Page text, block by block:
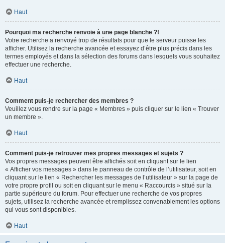
Haut
Pourquoi ma recherche renvoie à une page blanche ?!
Votre recherche a renvoyé trop de résultats pour que le serveur puisse les
afficher. Utilisez la recherche avancée et essayez d’être plus précis dans les
termes employés et dans la sélection des forums dans lesquels vous souhaitez
effectuer une recherche.
Haut
Comment puis-je rechercher des membres ?
Veuillez vous rendre sur la page « Membres » puis cliquer sur le lien « Trouver
un membre ».
Haut
Comment puis-je retrouver mes propres messages et sujets ?
Vos propres messages peuvent être affichés soit en cliquant sur le lien
« Afficher vos messages » dans le panneau de contrôle de l’utilisateur, soit en
cliquant sur le lien « Rechercher les messages de l’utilisateur » sur la page de
votre propre profil ou soit en cliquant sur le menu « Raccourcis » situé sur la
partie supérieure du forum. Pour effectuer une recherche de vos propres
sujets, utilisez la recherche avancée et remplissez convenablement les options
qui vous sont disponibles.
Haut